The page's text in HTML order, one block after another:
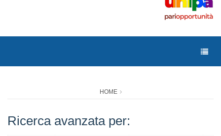
HOME
Ricerca avanzata per: